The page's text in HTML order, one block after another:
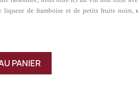
liqueur de framboise et de petits fruits noirs,
PANIER